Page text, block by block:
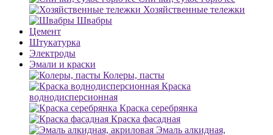
Хозяйственные тележки
Швабры
Цемент
Штукатурка
Электроды
Эмали и краски
Колеры, пасты
Краска
воднодисперсионная
Краска серебрянка
Краска фасадная
Эмаль алкидная,